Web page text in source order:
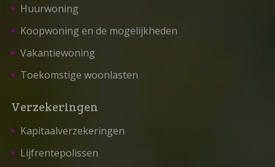
Huurwoning
Koopwoning en de mogelijkheden
Vakantiewoning
Toekomstige woonlasten
Verzekeringen
Kapitaalverzekeringen
Lijfrentepolissen